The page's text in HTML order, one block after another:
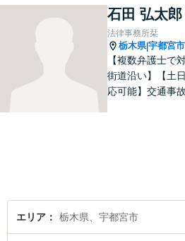
石田 弘太郎
法律事務所栞
栃木県|宇都宮市
【複数弁護士で
街道沿い】【土
応可能】交通事
エリア 栃木県、宇都宮市